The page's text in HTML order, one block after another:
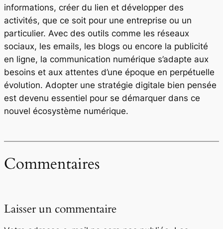
informations, créer du lien et développer des
activités, que ce soit pour une entreprise ou un
particulier. Avec des outils comme les réseaux
sociaux, les emails, les blogs ou encore la publicité
en ligne, la communication numérique s’adapte aux
besoins et aux attentes d’une époque en perpétuelle
évolution. Adopter une stratégie digitale bien pensée
est devenu essentiel pour se démarquer dans ce
nouvel écosystème numérique.
Commentaires
Laisser un commentaire